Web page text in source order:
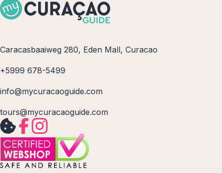
Caracasbaaiweg 280, Eden Mall, Curacao
+5999 678-5499
info@mycuracaoguide.com
tours@mycuracaoguide.com